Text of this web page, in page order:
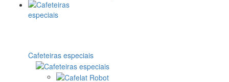
Cafeteiras especiais